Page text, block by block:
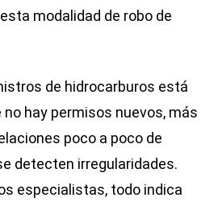
modalidad de robo de
de hidrocarburos está
no hay permisos nuevos, más
poco a poco de
detecten irregularidades.
especialistas, todo indica